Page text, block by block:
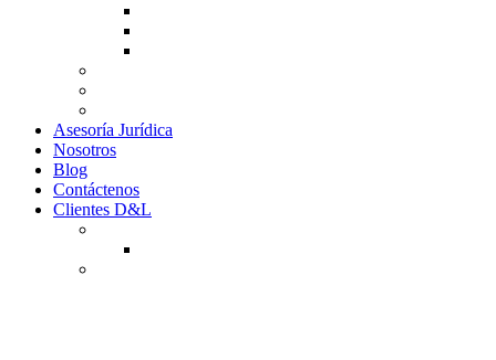
Asesoría Jurídica
Nosotros
Blog
Contáctenos
Clientes D&L